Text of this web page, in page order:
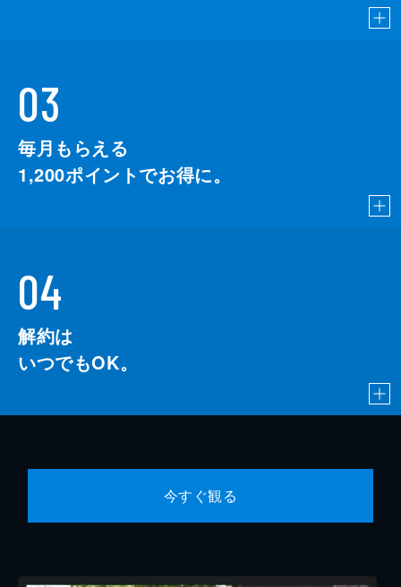
03
毎月もらえる
1,200ポイントでお得に。
04
解約は
いつでもOK。
今すぐ観る